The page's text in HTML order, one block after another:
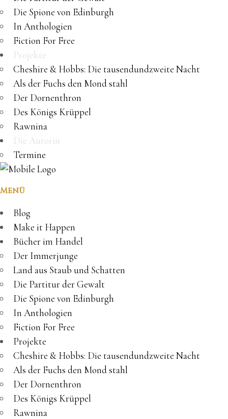
Die Spione von Edinburgh
In Anthologien
Fiction For Free
Projekte
Cheshire & Hobbs: Die tausendundzweite Nacht
Als der Fuchs den Mond stahl
Der Dornenthron
Des Königs Krüppel
Rawnina
Die Autorin
Termine
Menü
Blog
Make it Happen
Bücher im Handel
Der Immerjunge
Land aus Staub und Schatten
Die Partitur der Gewalt
Die Spione von Edinburgh
In Anthologien
Fiction For Free
Projekte
Cheshire & Hobbs: Die tausendundzweite Nacht
Als der Fuchs den Mond stahl
Der Dornenthron
Des Königs Krüppel
Rawnina